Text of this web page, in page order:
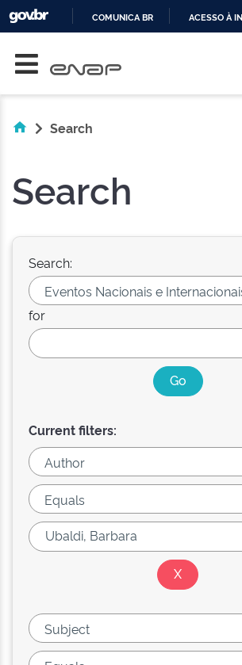
COMUNICA BR ACESSO À
Search
Search
Search:
for
Current filters: